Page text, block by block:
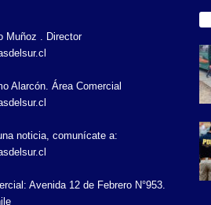
Muñoz . Director
Alarcón. Área Comercial
noticia, comunícate a:
Avenida 12 de Febrero N°953.